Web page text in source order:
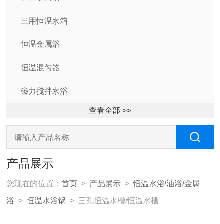
三用恒温水箱
恒温金属浴
恒温混匀器
磁力搅拌水浴
查看全部 >>
产品展示
您现在的位置：首页 > 产品展示 >恒温水浴/油浴/金属
浴 >恒温水浴锅 > 三孔恒温水槽/恒温水槽